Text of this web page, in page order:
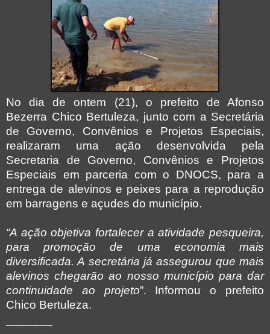
No dia de ontem (21), o prefeito de Afonso
Bezerra Chico Bertuleza, junto com a Secretária
de Governo, Convênios e Projetos Especiais,
realizaram uma ação desenvolvida pela
Secretaria de Governo, Convênios e Projetos
Especiais em parceria com o DNOCS, para a
entrega de alevinos e peixes para a reprodução
em barragens e açudes do município.
“A ação objetiva fortalecer a atividade pesqueira,
para promoção de uma economia mais
diversificada. A secretária já assegurou que mais
alevinos chegarão ao nosso município para dar
continuidade ao projeto”. Informou o prefeito
Chico Bertuleza.